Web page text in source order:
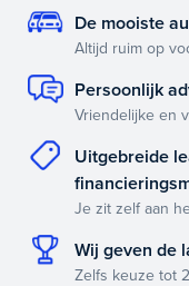
De mooiste
Altijd ruim op
Persoonlijk
Vriendelijke en
Uitgebreide
Je zit zelf aan
Wij geven de
Zelfs keuze tot